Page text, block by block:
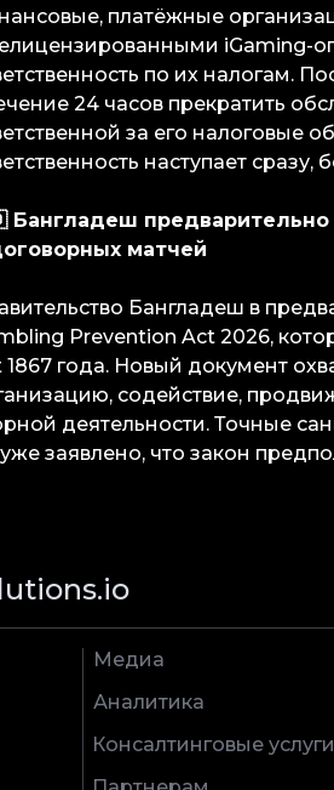
платёжные
iGaming-
по их налогам.
24 часов прекратить
за его налоговые
наступает
Бангладеш предварител
матчей
Бангладеш в
Prevention Act 2026,
1867 года. Новый документ
содействие,
деятельности. Точные
заявлено, что закон
Аналитика
Медиа
Консалтинговые услуги